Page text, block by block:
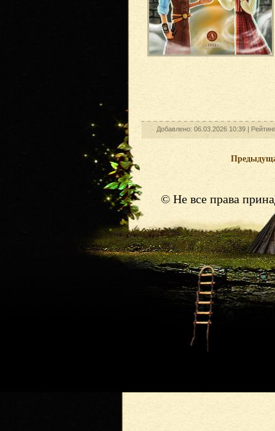
Добавлено: 06.03.2026 10:39 |
© Не все права